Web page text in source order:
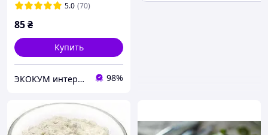
5.0 (70)
85₴
Купить
ЭКОКУМ интернет магазин 98%